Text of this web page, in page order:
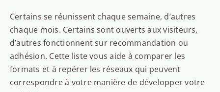
Certains se réunissent chaque semaine, d’autres
chaque mois. Certains sont ouverts aux visiteurs,
d’autres fonctionnent sur recommandation ou
adhésion. Cette liste vous aide à comparer les
formats et à repérer les réseaux qui peuvent
correspondre à votre manière de développer votre